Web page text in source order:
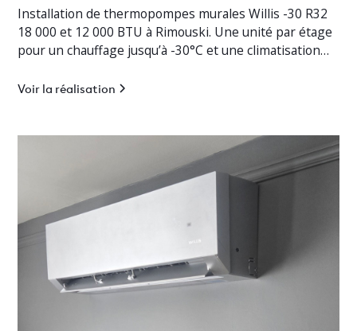
Installation de thermopompes murales Willis -30 R32
18 000 et 12 000 BTU à Rimouski. Une unité par étage
pour un chauffage jusqu’à -30°C et une climatisation
Voir la réalisation